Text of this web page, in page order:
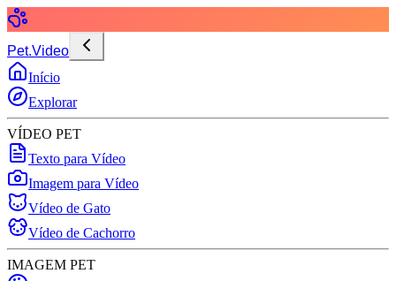
Pet.Video
Início
Explorar
VÍDEO PET
Texto para Vídeo
Imagem para Vídeo
Vídeo de Gato
Vídeo de Cachorro
IMAGEM PET